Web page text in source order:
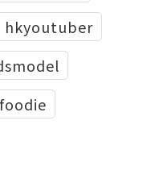
hkyoutuber